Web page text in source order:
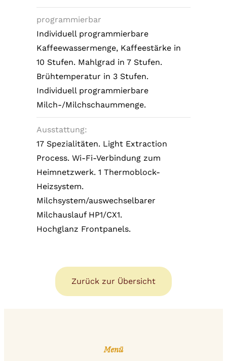
programmierbar
Individuell programmierbare
Kaffeewassermenge, Kaffeestärke in
10 Stufen. Mahlgrad in 7 Stufen.
Brühtemperatur in 3 Stufen.
Individuell programmierbare
Milch-/Milchschaummenge.
Ausstattung:
17 Spezialitäten. Light Extraction
Process. Wi-Fi-Verbindung zum
Heimnetzwerk. 1 Thermoblock-
Heizsystem.
Milchsystem/auswechselbarer
Milchauslauf HP1/CX1.
Hochglanz Frontpanels.
Zurück zur Übersicht
Menü